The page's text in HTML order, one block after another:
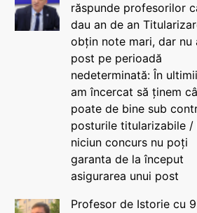
răspunde profesorilor
dau an de an
obțin note mari, dar nu
post pe perioadă
nedeterminată: În
am încercat să ținem
poate de bine sub
posturile titularizabile /
niciun concurs nu poți
garanta de la început
asigurarea unui post
Profesor de Istorie cu